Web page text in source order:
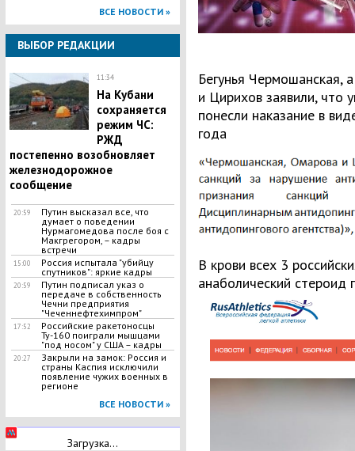
ВСЕ НОВОСТИ »
ВЫБОР РЕДАКЦИИ
11:34
На Кубани
сохраняется
режим ЧС:
РЖД
постепенно возобновляет
железнодорожное
сообщение
20:59
Путин высказал все, что
думает о поведении
Нурмагомедова после боя с
Макгрегором, – кадры
встречи
15:00
Россия испытала "убийцу
спутников": яркие кадры
20:59
Путин подписал указ о
передаче в собственность
Чечни предприятия
"Чеченнефтехимпром"
17:52
Российские ракетоносцы
Ту-160 поиграли мышцами
"под носом" у США – кадры
20:27
Закрыли на замок: Россия и
страны Каспия исключили
появление чужих военных в
регионе
ВСЕ НОВОСТИ »
Загрузка...
Бегунья Чермошанская,
и Цирихов заявили, что
понесли наказание в
года
В крови всех 3
анаболический стероид